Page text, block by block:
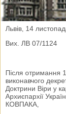
УКРАЇНСЬКА
Архиєпархії
Львів, 14
Вих. ЛВ 07/1124
Після отримання
виконавчого
Доктрини Віри у
Архиєпархії
КОВПАКА,